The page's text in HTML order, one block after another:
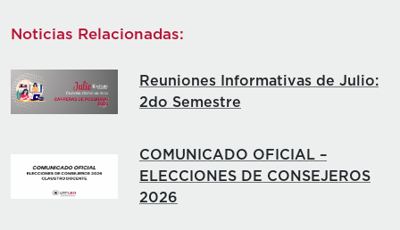
Noticias Relacionadas:
Reuniones Informativas de Julio:
2do Semestre
COMUNICADO OFICIAL –
ELECCIONES DE CONSEJEROS
2026